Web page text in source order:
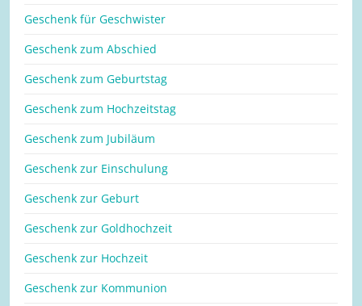
Geschenk für Geschwister
Geschenk zum Abschied
Geschenk zum Geburtstag
Geschenk zum Hochzeitstag
Geschenk zum Jubiläum
Geschenk zur Einschulung
Geschenk zur Geburt
Geschenk zur Goldhochzeit
Geschenk zur Hochzeit
Geschenk zur Kommunion